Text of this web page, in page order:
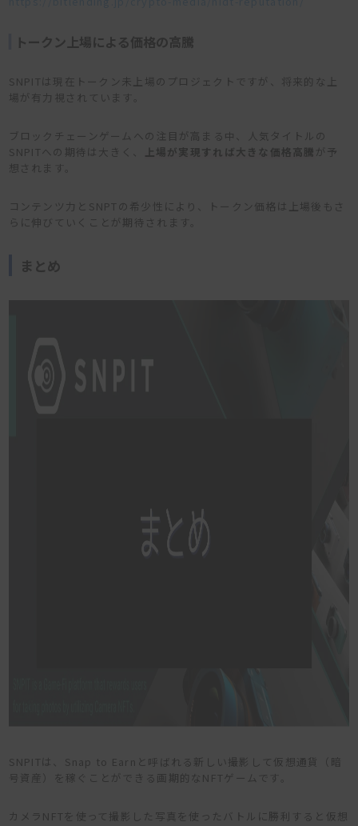
トークン上場による価格の高騰
SNPITは現在トークン未上場のプロジェクトですが、将来的な上
場が有力視されています。
ブロックチェーンゲームへの注目が高まる中、人気タイトルの
SNPITへの期待は大きく、 上場が実現すれば大きな価格高騰 が予
想されます。
コンテンツ力とSNPTの希少性により、トークン価格は上場後もさ
らに伸びていくことが期待されます。
まとめ
SNPITは、Snap to Earnと呼ばれる新しい撮影して仮想通貨（暗
号資産）を稼ぐことができる画期的なNFTゲームです。
カメラNFTを使って撮影した写真を使ったバトルに勝利すると仮想